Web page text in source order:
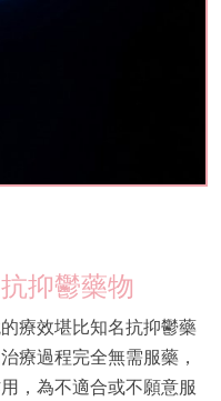
抑鬱藥物
療效堪比知名抗抑鬱藥
療過程完全無需服藥，
，為不適合或不願意服